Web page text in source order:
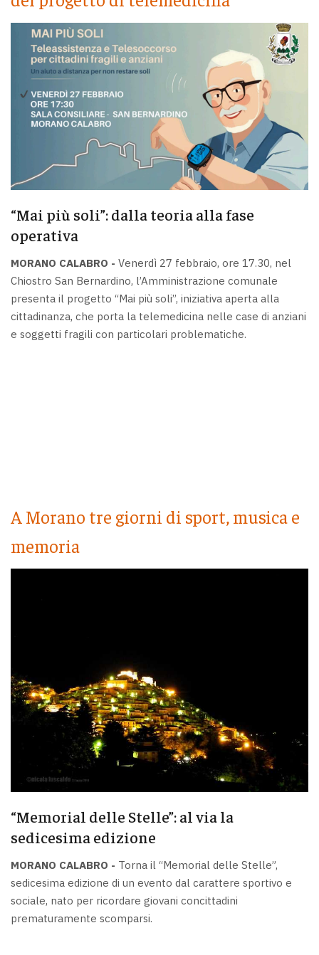
“Mai più soli”: dalla teoria alla fase
operativa
MORANO CALABRO - Venerdì 27 febbraio, ore 17.30, nel
Chiostro San Bernardino, l’Amministrazione comunale
presenta il progetto “Mai più soli”, iniziativa aperta alla
cittadinanza, che porta la telemedicina nelle case di anziani
e soggetti fragili con particolari problematiche.
A Morano tre giorni di sport, musica e
memoria
“Memorial delle Stelle”: al via la
sedicesima edizione
MORANO CALABRO - Torna il “Memorial delle Stelle”,
sedicesima edizione di un evento dal carattere sportivo e
sociale, nato per ricordare giovani concittadini
prematuramente scomparsi.